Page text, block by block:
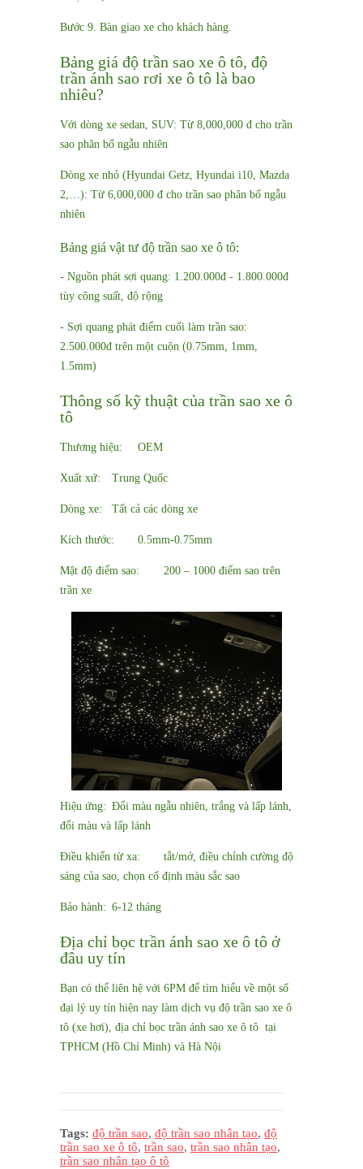
Bước 9. Bàn giao xe cho khách hàng.
Bảng giá độ trần sao xe ô tô, độ
trần ánh sao rơi xe ô tô là bao
nhiêu?
Với dòng xe sedan, SUV: Từ 8,000,000 đ cho trần
sao phân bố ngẫu nhiên
Dòng xe nhỏ (Hyundai Getz, Hyundai i10, Mazda
2,…): Từ 6,000,000 đ cho trần sao phân bố ngẫu
nhiên
Bảng giá vật tư độ trần sao xe ô tô:
- Nguồn phát sợi quang: 1.200.000đ - 1.800.000đ
tùy công suất, độ rộng
- Sợi quang phát điểm cuối làm trần sao:
2.500.000đ trên một cuộn (0.75mm, 1mm,
1.5mm)
Thông số kỹ thuật của trần sao xe ô
tô
Thương hiệu: OEM
Xuất xứ: Trung Quốc
Dòng xe: Tất cả các dòng xe
Kích thước: 0.5mm-0.75mm
Mật độ điểm sao:
200 – 1000 điểm sao trên
trần xe
Hiệu ứng: Đổi màu ngẫu nhiên, trắng và lấp lánh,
đổi màu và lấp lánh
Điều khiển từ xa:
tắt/mở, điều chỉnh cường độ
sáng của sao, chọn cố định màu sắc sao
Bảo hành: 6-12 tháng
Địa chỉ bọc trần ánh sao xe ô tô ở
đâu uy tín
Bạn có thể liên hệ với 6PM để tìm hiểu về một số
đại lý uy tín hiện nay làm dịch vụ độ trần sao xe ô
tô (xe hơi), địa chỉ bọc trần ánh sao xe ô tô tại
TPHCM (Hồ Chí Minh) và Hà Nội
Tags: độ trần sao, độ trần sao nhân tạo, độ
trần sao xe ô tô, trần sao, trần sao nhân tạo,
trần sao nhân tạo ô tô